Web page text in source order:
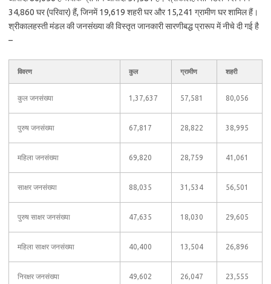
34,860 घर (परिवार) हैं, जिनमें 19,619 शहरी घर और 15,241 ग्रामीण घर शामिल हैं।
श्रीकालहस्ती मंडल की जनसंख्या की विस्तृत जानकारी सारणीबद्ध प्रारूप में नीचे दी गई है
–
विवरण कुल ग्रामीण शहरी
कुल जनसंख्या 1,37,637 57,581 80,056
पुरुष जनसंख्या 67,817 28,822 38,995
महिला जनसंख्या 69,820 28,759 41,061
साक्षर जनसंख्या 88,035 31,534 56,501
पुरुष साक्षर जनसंख्या 47,635 18,030 29,605
महिला साक्षर जनसंख्या 40,400 13,504 26,896
निरक्षर जनसंख्या 49,602 26,047 23,555